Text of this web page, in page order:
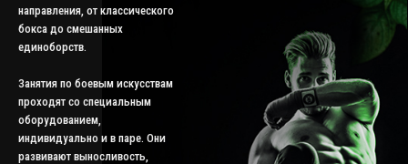
направления, от классического
бокса до смешанных
единоборств.
Занятия по боевым искусствам
проходят со специальным
оборудованием,
индивидуально и в паре. Они
развивают выносливость,